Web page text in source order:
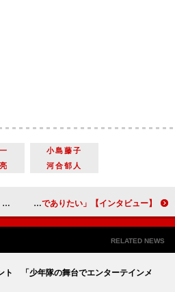
小島藤子
河合郁人
【インタビュー】舞台「チョコレートドーナツ」宮本亞門「人が愛し合ったところに真実が生まれるということを大切にしたい」 谷原章介「ポールとしてルディの一番のファンでありたい」
RELATED NEWS
ト 「少年隊の舞台でエンターテインメ